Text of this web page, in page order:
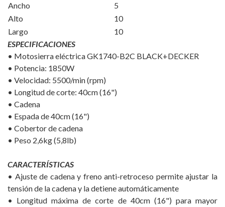
Ancho
5
Alto
10
Largo
10
ESPECIFICACIONES
• Motosierra eléctrica GK1740-B2C BLACK+DECKER
• Potencia: 1850W
• Velocidad: 5500/min (rpm)
• Longitud de corte: 40cm (16")
• Cadena
• Espada de 40cm (16")
• Cobertor de cadena
• Peso 2,6kg (5,8lb)
CARACTERÍSTICAS
• Ajuste de cadena y freno anti-retroceso permite ajustar la
tensión de la cadena y la detiene automáticamente
• Longitud máxima de corte de 40cm (16") para mayor